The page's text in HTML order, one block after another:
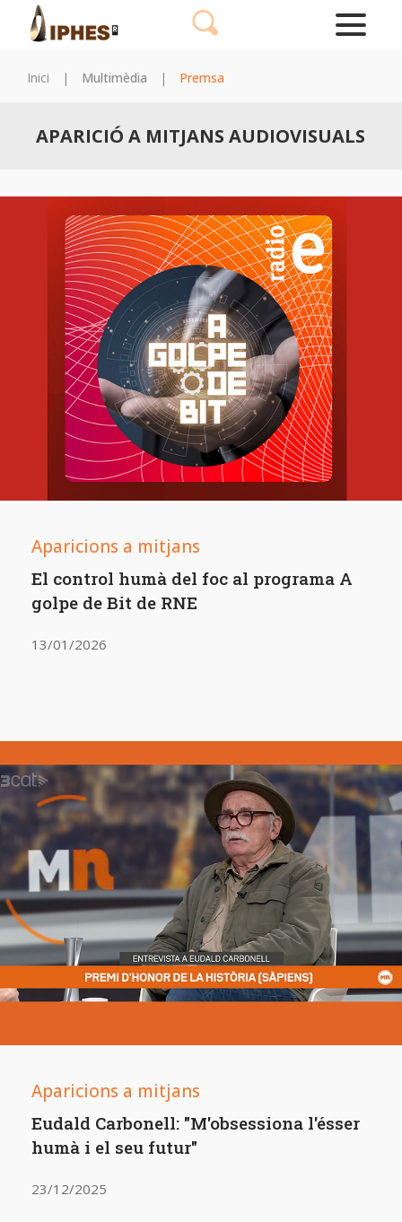
Inici | Multimèdia | Premsa
APARICIÓ A MITJANS AUDIOVISUALS
Aparicions a mitjans
El control humà del foc al programa A
golpe de Bit de RNE
13/01/2026
Aparicions a mitjans
Eudald Carbonell: "M'obsessiona l'ésser
humà i el seu futur"
23/12/2025